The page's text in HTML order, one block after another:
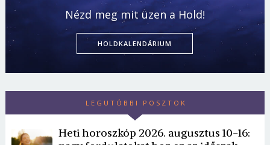
Nézd meg mit üzen a Hold!
HOLDKALENDÁRIUM
LEGUTÓBBI POSZTOK
Heti horoszkóp 2026. augusztus 10-16: